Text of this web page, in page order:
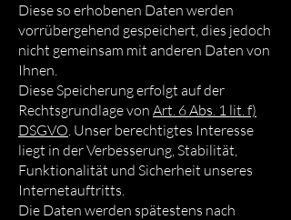
Diese so erhobenen Daten werden
vorrübergehend gespeichert, dies jedoch
nicht gemeinsam mit anderen Daten von
Ihnen.
Diese Speicherung erfolgt auf der
Rechtsgrundlage von Art. 6 Abs. 1 lit. f)
DSGVO. Unser berechtigtes Interesse
liegt in der Verbesserung, Stabilität,
Funktionalität und Sicherheit unseres
Internetauftritts.
Die Daten werden spätestens nach